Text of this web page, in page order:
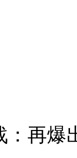
再爆